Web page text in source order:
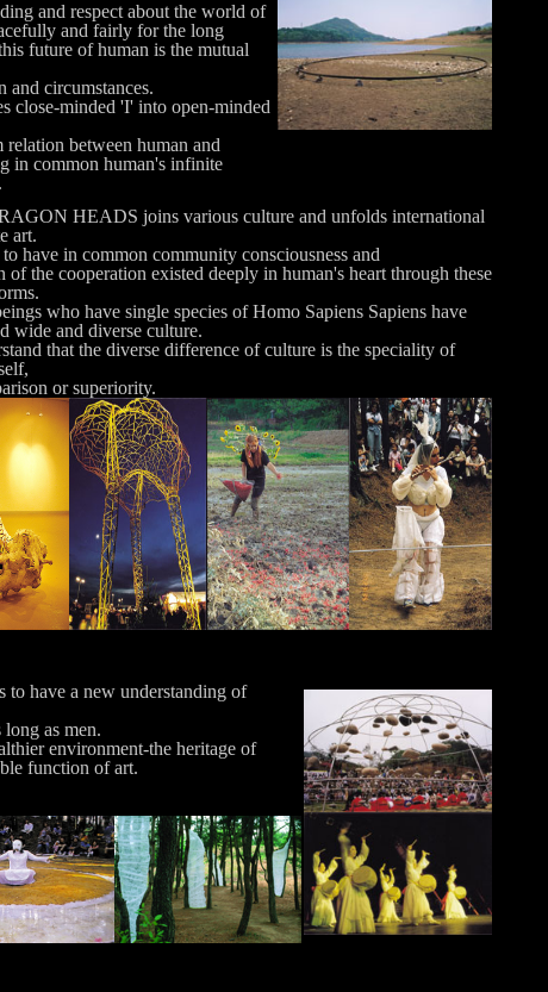
and respect about the world of
and fairly for the long
future of human is the mutual
and circumstances.
minded 'I' into open-minded
between human and
in common human's infinite
HEADS joins various culture and unfolds international
art.
to have in common community consciousness and
of the cooperation existed deeply in human's heart through these
who have single species of Homo Sapiens Sapiens have
wide and diverse culture.
that the diverse difference of culture is the speciality of
or superiority.
have a new understanding of
as men.
environment-the heritage of
function of art.